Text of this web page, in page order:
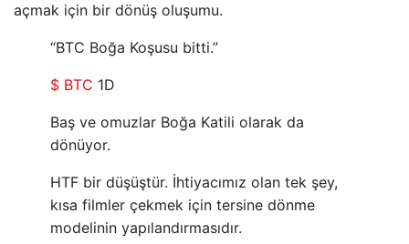
açmak için bir dönüş oluşumu.
“BTC Boğa Koşusu bitti.”
$ BTC 1D
Baş ve omuzlar Boğa Katili olarak da
dönüyor.
HTF bir düşüştür. İhtiyacımız olan tek şey,
kısa filmler çekmek için tersine dönme
modelinin yapılandırmasıdır.